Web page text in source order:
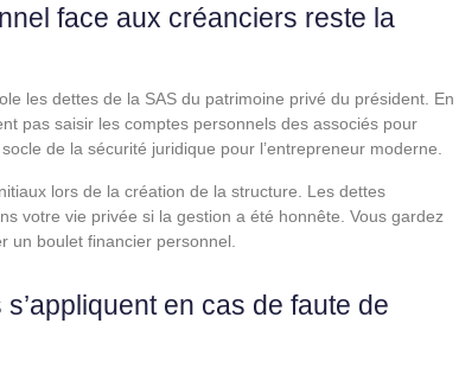
face aux créanciers reste la
les dettes de la SAS du patrimoine privé du président. En
pas saisir les comptes personnels des associés pour
de la sécurité juridique pour l’entrepreneur moderne.
lors de la création de la structure. Les dettes
votre vie privée si la gestion a été honnête. Vous gardez
un boulet financier personnel.
en cas de faute de